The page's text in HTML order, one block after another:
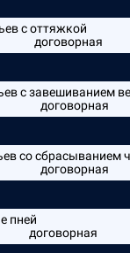
с
договорная
с
договорная
со
договорная
договорная